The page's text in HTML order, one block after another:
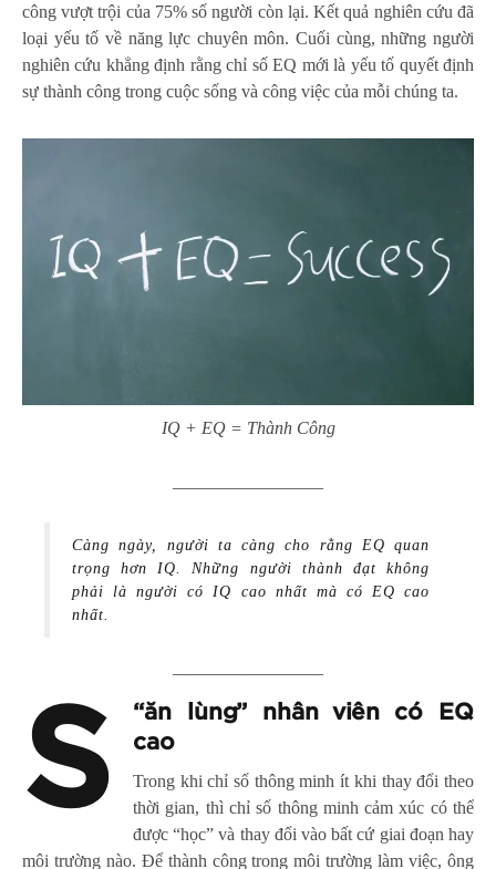
công vượt trội của 75% số người còn lại. Kết quả nghiên cứu đã
loại yếu tố về năng lực chuyên môn. Cuối cùng, những người
nghiên cứu khẳng định rằng chỉ số EQ mới là yếu tố quyết định
sự thành công trong cuộc sống và công việc của mỗi chúng ta.
IQ + EQ = Thành Công
————————–
Càng ngày, người ta càng cho rằng EQ quan
trọng hơn IQ. Những người thành đạt không
phải là người có IQ cao nhất mà có EQ cao
nhất.
————————–
“
S
ăn lùng” nhân viên có EQ
cao
Trong khi chỉ số thông minh ít khi thay đổi theo
thời gian, thì chỉ số thông minh cảm xúc có thể
được “học” và thay đổi vào bất cứ giai đoạn hay
môi trường nào. Để thành công trong môi trường làm việc, ông